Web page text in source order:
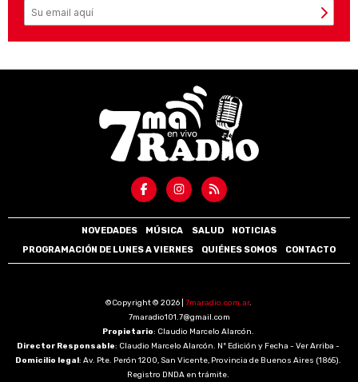
NOVEDADES MÚSICA SALUD
NOTICIAS
PROGRAMACIÓN DE LUNES A VIERNES
QUIÉNES SOMOS CONTACTO
©Copyright © 2026 | 7maradio.com.ar.
7maradio101.7@gmail.com
Propietario: Claudio Marcelo Alarcón.
Director Responsable: Claudio Marcelo Alarcón. Nº Edición y Fecha - Ver Arriba -
Domicilio legal: Av. Pte. Perón 1200, San Vicente, Provincia de Buenos Aires (1865).
Registro DNDA en trámite.